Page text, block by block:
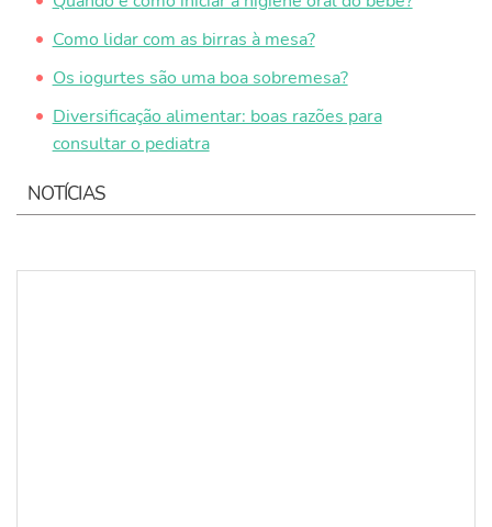
Como lidar com as birras à mesa?
Os iogurtes são uma boa sobremesa?
Diversificação alimentar: boas razões para
consultar o pediatra
NOTÍCIAS